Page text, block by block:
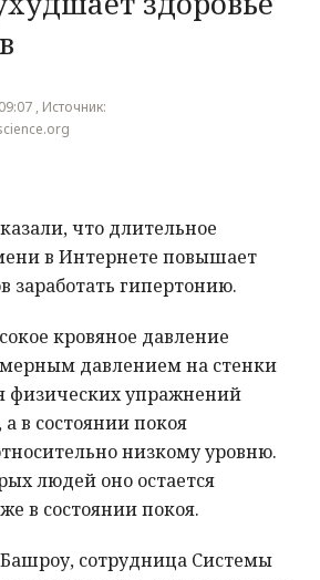
, Источник:
что длительное
в Интернете повышает
заработать гипертонию.
кровяное давление
давлением на стенки
физических упражнений
в состоянии покоя
низкому уровню.
людей оно остается
в состоянии покоя.
сотрудница Системы